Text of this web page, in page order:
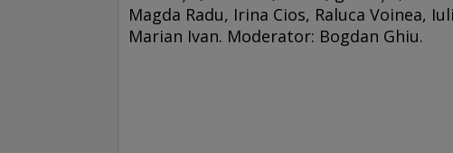
Magda Radu, Irina Cios, Raluca Voinea,
Marian Ivan. Moderator: Bogdan Ghiu.